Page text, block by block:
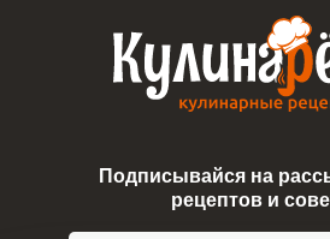
Подписывайся на
рецептов и